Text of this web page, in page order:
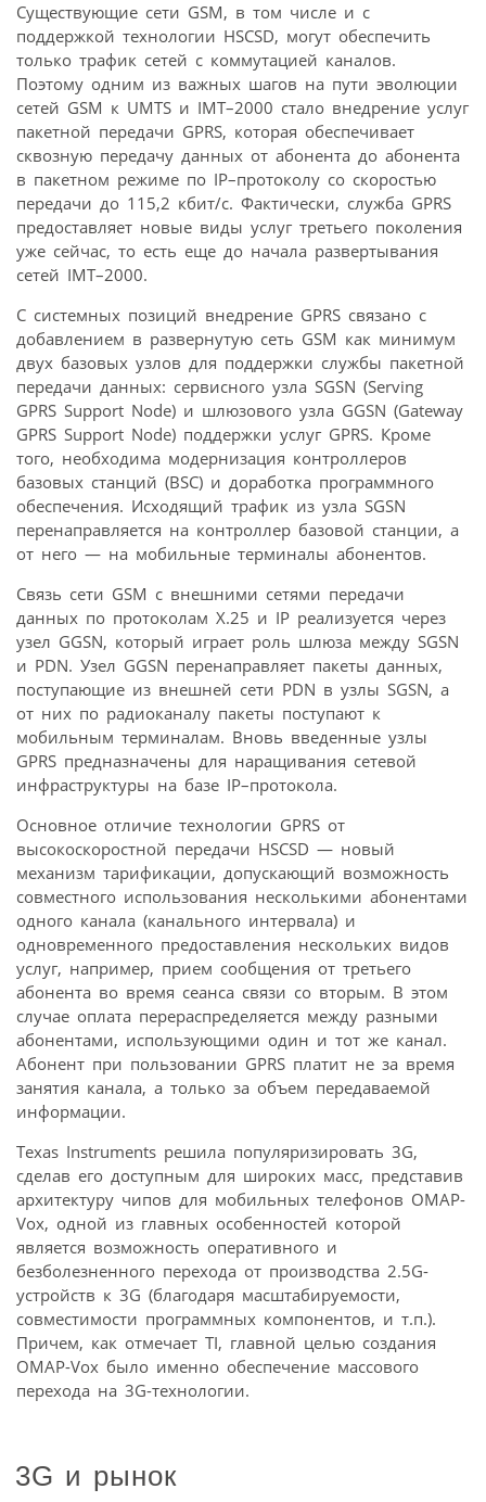
Существующие сети GSM, в том числе и с
поддержкой технологии HSCSD, могут обеспечить
только трафик сетей с коммутацией каналов.
Поэтому одним из важных шагов на пути эволюции
сетей GSM к UMTS и IMT–2000 стало внедрение услуг
пакетной передачи GPRS, которая обеспечивает
сквозную передачу данных от абонента до абонента
в пакетном режиме по IP–протоколу со скоростью
передачи до 115,2 кбит/с. Фактически, служба GPRS
предоставляет новые виды услуг третьего поколения
уже сейчас, то есть еще до начала развертывания
сетей IMT–2000.
С системных позиций внедрение GPRS связано с
добавлением в развернутую сеть GSM как минимум
двух базовых узлов для поддержки службы пакетной
передачи данных: сервисного узла SGSN (Serving
GPRS Support Node) и шлюзового узла GGSN (Gateway
GPRS Support Node) поддержки услуг GPRS. Кроме
того, необходима модернизация контроллеров
базовых станций (BSC) и доработка программного
обеспечения. Исходящий трафик из узла SGSN
перенаправляется на контроллер базовой станции, а
от него — на мобильные терминалы абонентов.
Связь сети GSM с внешними сетями передачи
данных по протоколам Х.25 и IP реализуется через
узел GGSN, который играет роль шлюза между SGSN
и PDN. Узел GGSN перенаправляет пакеты данных,
поступающие из внешней сети PDN в узлы SGSN, а
от них по радиоканалу пакеты поступают к
мобильным терминалам. Вновь введенные узлы
GPRS предназначены для наращивания сетевой
инфраструктуры на базе IP–протокола.
Основное отличие технологии GPRS от
высокоскоростной передачи HSCSD — новый
механизм тарификации, допускающий возможность
совместного использования несколькими абонентами
одного канала (канального интервала) и
одновременного предоставления нескольких видов
услуг, например, прием сообщения от третьего
абонента во время сеанса связи со вторым. В этом
случае оплата перераспределяется между разными
абонентами, использующими один и тот же канал.
Абонент при пользовании GPRS платит не за время
занятия канала, а только за объем передаваемой
информации.
Texas Instruments решила популяризировать 3G,
сделав его доступным для широких масс, представив
архитектуру чипов для мобильных телефонов OMAP-
Vox, одной из главных особенностей которой
является возможность оперативного и
безболезненного перехода от производства 2.5G-
устройств к 3G (благодаря масштабируемости,
совместимости программных компонентов, и т.п.).
Причем, как отмечает TI, главной целью создания
OMAP-Vox было именно обеспечение массового
перехода на 3G-технологии.
3G и рынок